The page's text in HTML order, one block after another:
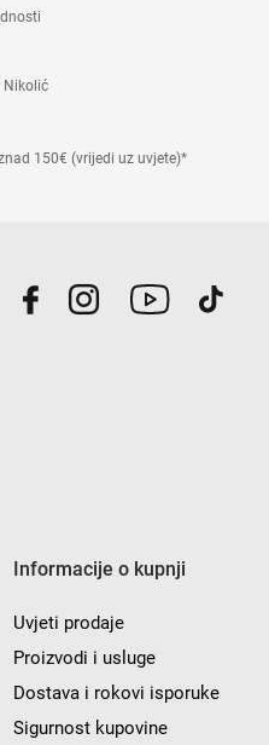
Nikolić
150€ (vrijedi uz uvjete)*
Informacije o kupnji
Uvjeti prodaje
Proizvodi i usluge
Dostava i rokovi isporuke
Sigurnost kupovine